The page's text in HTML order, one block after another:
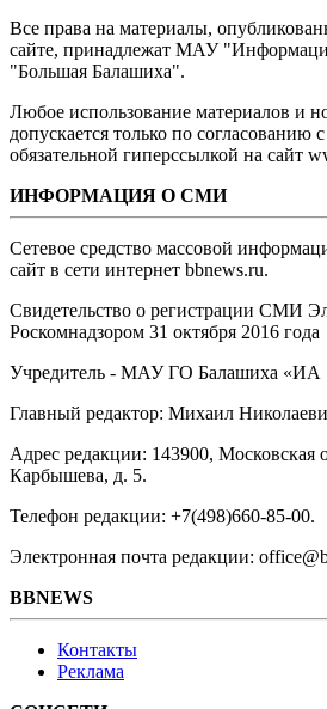
Все права на материалы,
сайте, принадлежат МАУ
"Большая Балашиха".
Любое использование материалов и
допускается только по согласованию
обязательной гиперссылкой на сайт
ИНФОРМАЦИЯ О СМИ
Сетевое средство массовой
сайт в сети интернет bbnews.ru.
Свидетельство о регистрации СМИ
Роскомнадзором 31 октября 2016 года
Учредитель - МАУ ГО Балашиха «ИА
Главный редактор: Михаил
Адрес редакции: 143900, Московская
Карбышева, д. 5.
Телефон редакции: +7(498)660-85-00.
Электронная почта редакции:
BBNEWS
Контакты
Реклама